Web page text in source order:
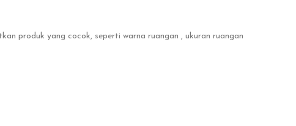
produk yang cocok, seperti warna ruangan , ukuran ruangan